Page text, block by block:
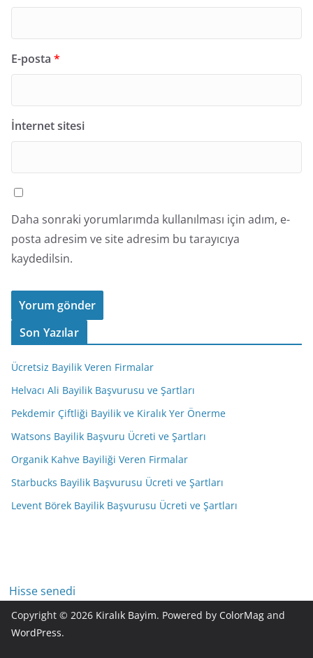
E-posta *
İnternet sitesi
Daha sonraki yorumlarımda kullanılması için adım, e-
posta adresim ve site adresim bu tarayıcıya
kaydedilsin.
Son Yazılar
Ücretsiz Bayilik Veren Firmalar
Helvacı Ali Bayilik Başvurusu ve Şartları
Pekdemir Çiftliği Bayilik ve Kiralık Yer Önerme
Watsons Bayilik Başvuru Ücreti ve Şartları
Organik Kahve Bayiliği Veren Firmalar
Starbucks Bayilik Başvurusu Ücreti ve Şartları
Levent Börek Bayilik Başvurusu Ücreti ve Şartları
Hisse senedi
Copyright © 2026 Kiralık Bayim. Powered by ColorMag and
WordPress.